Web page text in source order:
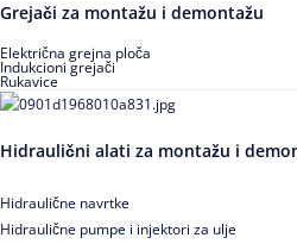
Grejači za montažu i demontažu
Električna grejna ploča
Indukcioni grejači
Rukavice
Hidraulični alati za montažu i
Hidraulične navrtke
Hidraulične pumpe i injektori za ulje